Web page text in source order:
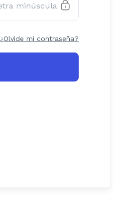
¿Olvide mi contraseña?